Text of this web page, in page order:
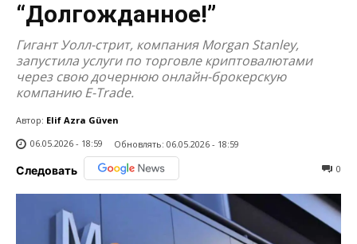
“Долгожданное!”
Гигант Уолл-стрит, компания Morgan Stanley,
запустила услуги по торговле криптовалютами
через свою дочернюю онлайн-брокерскую
компанию E-Trade.
Автор: Elif Azra Güven
06.05.2026 - 18:59
Обновлять: 06.05.2026 - 18:59
Следовать 0